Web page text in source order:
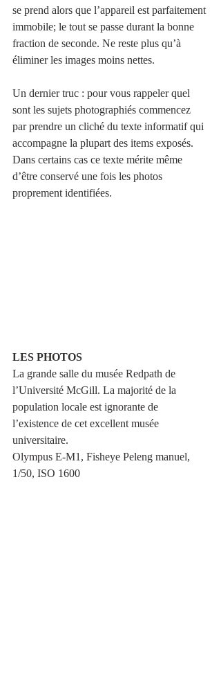
se prend alors que l’appareil est parfaitement
immobile; le tout se passe durant la bonne
fraction de seconde. Ne reste plus qu’à
éliminer les images moins nettes.
Un dernier truc : pour vous rappeler quel
sont les sujets photographiés commencez
par prendre un cliché du texte informatif qui
accompagne la plupart des items exposés.
Dans certains cas ce texte mérite même
d’être conservé une fois les photos
proprement identifiées.
LES PHOTOS
La grande salle du musée Redpath de
l’Université McGill. La majorité de la
population locale est ignorante de
l’existence de cet excellent musée
universitaire.
Olympus E-M1, Fisheye Peleng manuel,
1/50, ISO 1600